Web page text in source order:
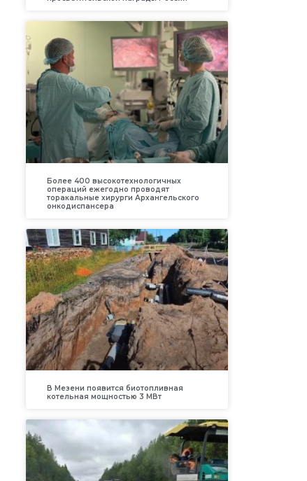
Более 400 высокотехнологичных
операций ежегодно проводят
торакальные хирурги Архангельского
онкодиспансера
В Мезени появится биотопливная
котельная мощностью 3 МВт